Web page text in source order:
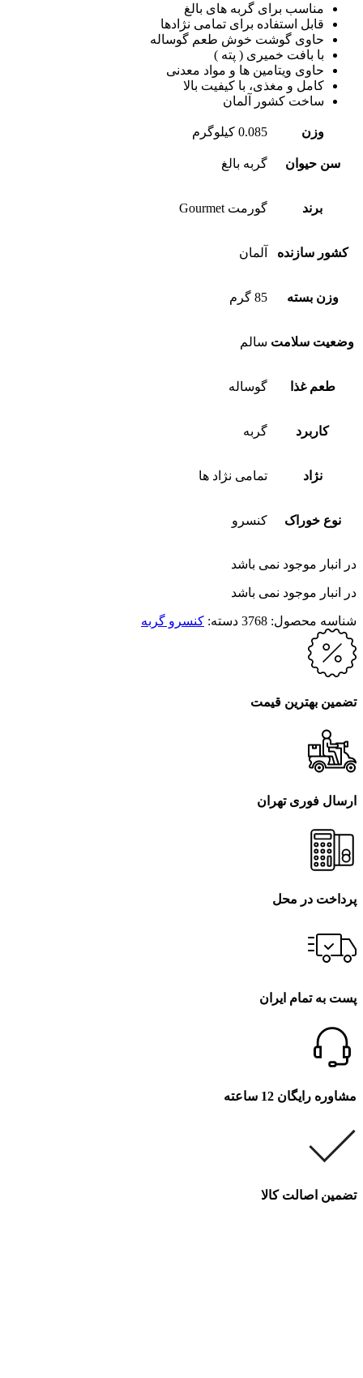
مناسب برای گربه های بالغ
قابل استفاده برای تمامی نژادها
حاوی گوشت خوش طعم گوساله
با بافت خمیری ( پته )
حاوی ویتامین ها و مواد معدنی
کامل و مغذی، با کیفیت بالا
ساخت کشور آلمان
وزن 0.085 کیلوگرم
سن حیوان گربه بالغ
برند گورمت Gourmet
کشور سازنده آلمان
وزن بسته 85 گرم
وضعیت سلامت سالم
طعم غذا گوساله
کاربرد گربه
نژاد تمامی نژاد ها
نوع خوراک کنسرو
در انبار موجود نمی باشد
در انبار موجود نمی باشد
شناسه محصول: 3768 دسته: کنسرو گربه
تضمین بهترین قیمت
ارسال فوری تهران
پرداخت در محل
پست به تمام ایران
مشاوره رایگان 12 ساعته
تضمین اصالت کالا